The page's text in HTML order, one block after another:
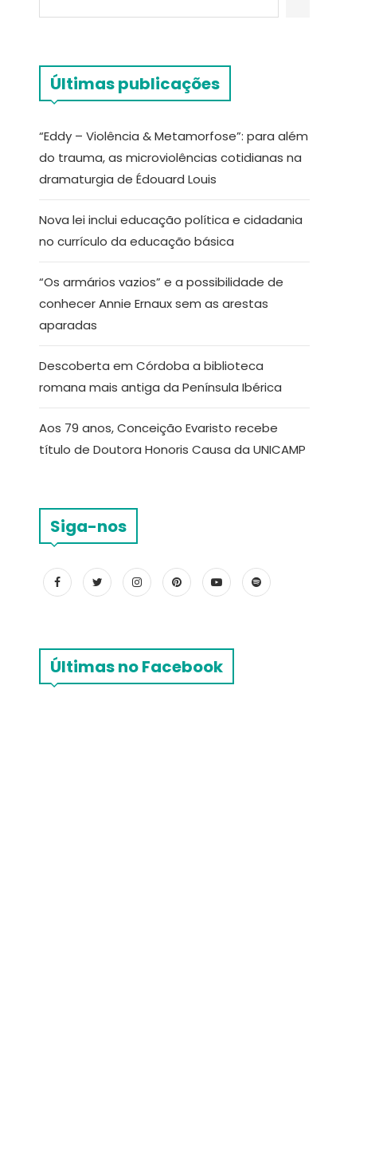
Últimas publicações
“Eddy – Violência & Metamorfose”: para além
do trauma, as microviolências cotidianas na
dramaturgia de Édouard Louis
Nova lei inclui educação política e cidadania
no currículo da educação básica
“Os armários vazios” e a possibilidade de
conhecer Annie Ernaux sem as arestas
aparadas
Descoberta em Córdoba a biblioteca
romana mais antiga da Península Ibérica
Aos 79 anos, Conceição Evaristo recebe
título de Doutora Honoris Causa da UNICAMP
Siga-nos
Últimas no Facebook